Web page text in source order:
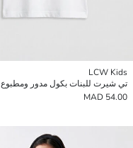
LCW Kids
تي شيرت للبنات بكول مدور ومطبوع
54.00 MAD